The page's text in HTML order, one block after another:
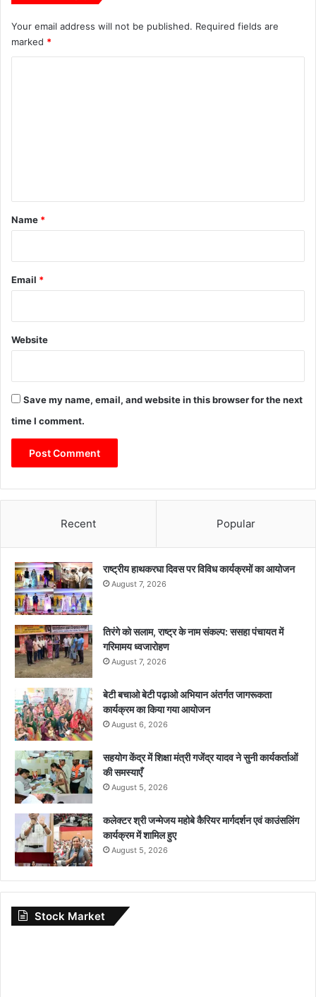
Your email address will not be published. Required fields are
marked *
*
Name *
Email *
Website
Save my name, email, and website in this browser for the next
time I comment.
Recent Popular
राष्ट्रीय हाथकरघा दिवस पर विविध कार्यक्रमों का आयोजन
August 7, 2026
तिरंगे को सलाम, राष्ट्र के नाम संकल्प: ससहा पंचायत में
गरिमामय ध्वजारोहण
August 7, 2026
बेटी बचाओ बेटी पढ़ाओ अभियान अंतर्गत जागरूकता
कार्यक्रम का किया गया आयोजन
August 6, 2026
सहयोग केंद्र में शिक्षा मंत्री गजेंद्र यादव ने सुनी कार्यकर्ताओं
की समस्याएँ
August 5, 2026
कलेक्टर श्री जन्मेजय महोबे कैरियर मार्गदर्शन एवं काउंसलिंग
कार्यक्रम में शामिल हुए
August 5, 2026
Stock Market